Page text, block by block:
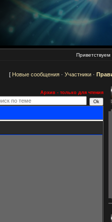
Приветствуем
[ Новые сообщения · Участники ·
Архив - только для чтения